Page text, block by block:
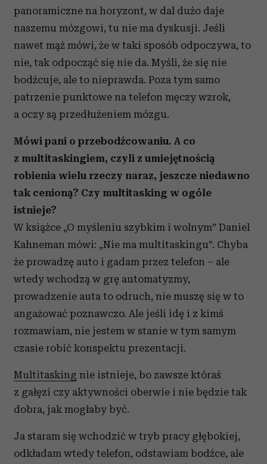
panoramiczne na horyzont, w dal dużo daje
naszemu mózgowi, tu nie ma dyskusji. Jeśli
nawet mąż mówi, że w taki sposób odpoczywa, to
nie, tak odpocząć się nie da. Myśli, że się nie
bodźcuje, ale to nieprawda. Poza tym samo
patrzenie punktowe na telefon męczy wzrok,
a oczy są przedłużeniem mózgu.
Mówi pani o przebodźcowaniu. A co
z multitaskingiem, czyli z umiejętnością
robienia wielu rzeczy naraz, jeszcze niedawno
tak cenioną? Czy multitasking w ogóle
istnieje?
W książce „O myśleniu szybkim i wolnym” Daniel
Kahneman mówi: „Nie ma multitaskingu”. Chyba
że prowadzę auto i gadam przez telefon – ale
wtedy wchodzą w grę automatyzmy,
prowadzenie auta to odruch, nie muszę się w to
angażować poznawczo. Ale jeśli idę i z kimś
rozmawiam, nie jestem w stanie w tym samym
czasie robić konspektu prezentacji.
Multitasking nie istnieje, bo zawsze któraś
z gałęzi czy aktywności oberwie i nie będzie tak
dobra, jak mogłaby być.
Ja staram się wchodzić w tryb pracy głębokiej,
odkładam wtedy telefon, odstawiam bodźce, ale